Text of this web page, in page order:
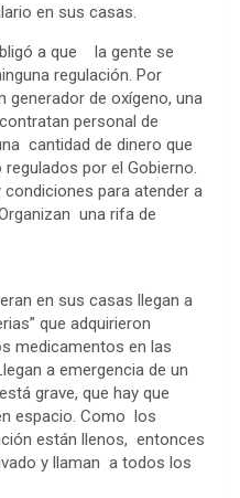
en sus casas.
a que la gente se
regulación. Por
generador de oxígeno, una
personal de
cantidad de dinero que
por el Gobierno.
para atender a
una rifa de
en sus casas llegan a
que adquirieron
medicamentos en las
a emergencia de un
grave, que hay que
espacio. Como los
están llenos, entonces
y llaman a todos los